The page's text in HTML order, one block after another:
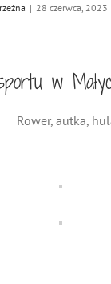
| 28 czerwca, 2023
w
Rower, autka,